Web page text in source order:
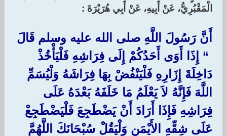
الْمَقْبُرِيُّ، عَنْ أَبِيهِ، عَنْ أَبِي هُرَيْرَةَ :‏
أَنَّ رَسُولَ اللَّهِ صلى الله عليه وسلم قَالَ
‏ “‏ إِذَا أَوَى أَحَدُكُمْ إِلَى فِرَاشِهِ فَلْيَأْخُذْ
دَاخِلَةَ إِزَارِهِ فَلْيَنْفُضْ بِهَا فِرَاشَهُ وَلْيُسَمِّ
اللَّهَ فَإِنَّهُ لاَ يَعْلَمُ مَا خَلَفَهُ بَعْدَهُ عَلَى
فِرَاشِهِ فَإِذَا أَرَادَ أَنْ يَضْطَجِعَ فَلْيَضْطَجِعْ
عَلَى شِقِّهِ الأَيْمَنِ وَلْيَقُلْ سُبْحَانَكَ اللَّهُمَّ